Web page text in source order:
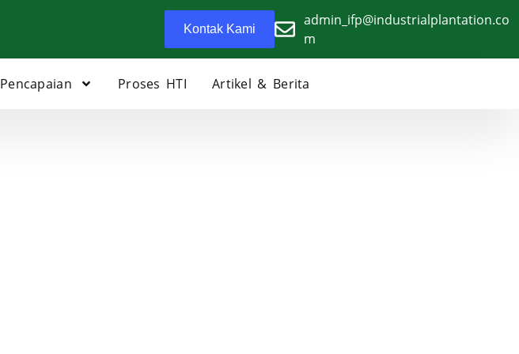
Kontak Kami
admin_ifp@industrialplantation.co
m
Pencapaian Proses HTI Artikel & Berita